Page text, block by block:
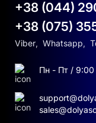
пристроїв;
Підтримка
Як вибрати
При виборі
+38 (044)
+38 (075)
Viber, Whatsapp,
Пн - Пт / 9:00